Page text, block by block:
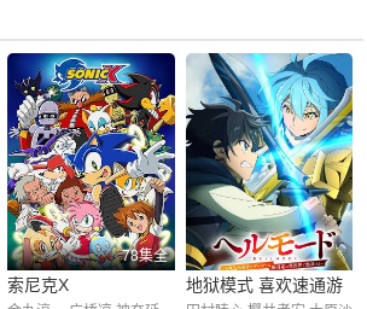
78集全
索尼克X
地狱模式 喜欢速通游